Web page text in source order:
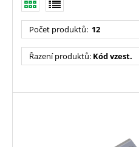
Počet produktů: 12
Řazení produktů: Kód vzest.